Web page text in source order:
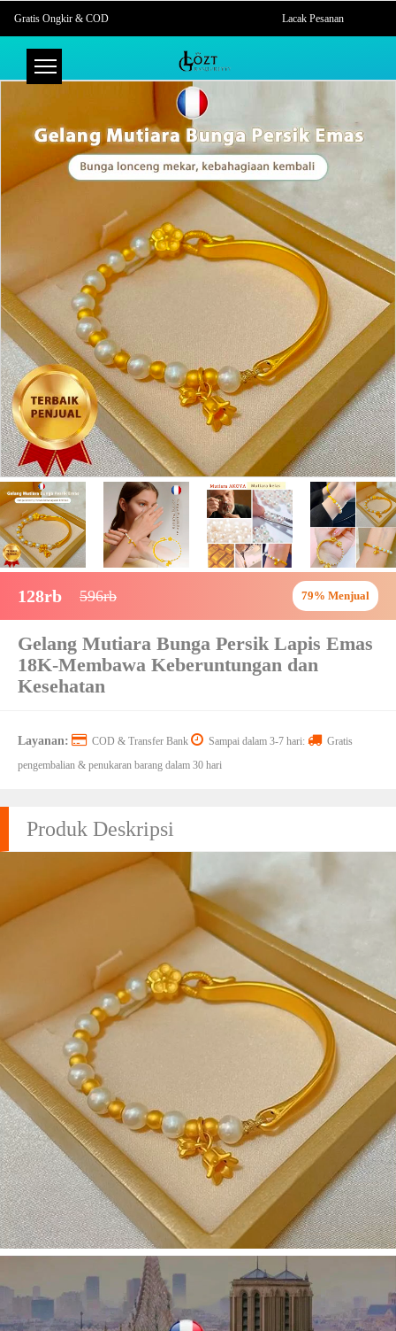
Gratis Ongkir & COD Lacak Pesanan
128rb 596rb 79% Menjual
Gelang Mutiara Bunga Persik Lapis Emas
18K-Membawa Keberuntungan dan
Kesehatan
Layanan: COD & Transfer Bank Sampai dalam 3-7 hari:
Gratis
pengembalian & penukaran barang dalam 30 hari
Produk Deskripsi